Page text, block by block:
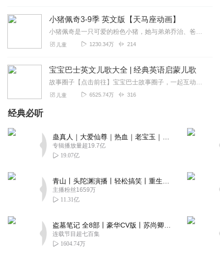
小猪佩奇3-9季 英文版【天马座动画】
小猪佩奇是一只可爱的粉色小猪，她与弟弟乔治、爸爸、妈妈快乐地住在一起。小猪佩奇最喜欢做的事情是玩游戏，打扮的漂漂亮亮，度假，以及住在小泥坑里快乐的跳上跳下。除了...
儿童 1230.34万 214
宝宝巴士英文儿歌大全 | 经典英语启蒙儿歌
故事圈子【点击前往】宝宝巴士故事圈子，一起互动一起玩！更多故事【点击收听】更多好玩有趣的故事，还能学知识噢~跟着奇奇妙妙一起用英文儿歌磨耳朵！我们把适合中国...
儿童 6525.74万 316
经典必听
专辑播放量超19.7亿
19.07亿
主播粉丝1659万
11.31亿
连载节目超七百集
1604.74万